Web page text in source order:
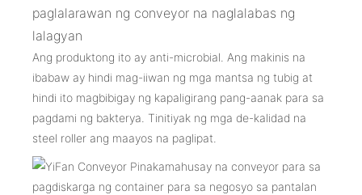
paglalarawan ng conveyor na naglalabas ng
lalagyan
Ang produktong ito ay anti-microbial. Ang makinis na
ibabaw ay hindi mag-iiwan ng mga mantsa ng tubig at
hindi ito magbibigay ng kapaligirang pang-aanak para sa
pagdami ng bakterya. Tinitiyak ng mga de-kalidad na
steel roller ang maayos na paglipat.